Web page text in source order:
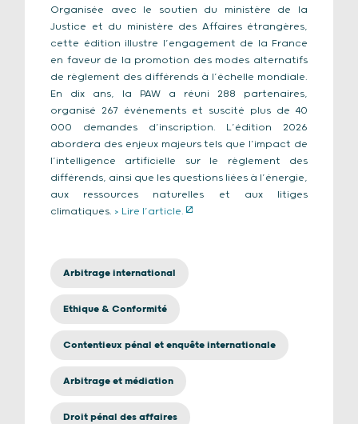
Organisée avec le soutien du ministère de la
Justice et du ministère des Affaires étrangères,
cette édition illustre l’engagement de la France
en faveur de la promotion des modes alternatifs
de règlement des différends à l’échelle mondiale.
En dix ans, la PAW a réuni 288 partenaires,
organisé 267 événements et suscité plus de 40
000 demandes d’inscription. L’édition 2026
abordera des enjeux majeurs tels que l’impact de
l’intelligence artificielle sur le règlement des
différends, ainsi que les questions liées à l’énergie,
aux ressources naturelles et aux litiges
climatiques. > Lire l’article.
Arbitrage international
Ethique & Conformité
Contentieux pénal et enquête internationale
Arbitrage et médiation
Droit pénal des affaires